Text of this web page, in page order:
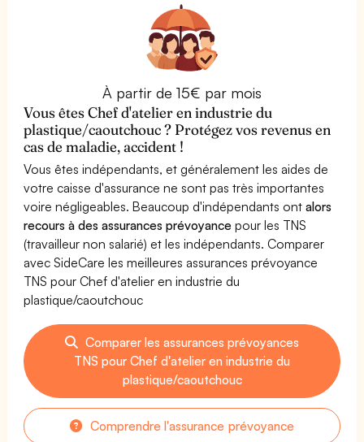
À partir de 15€ par mois
Vous êtes Chef d'atelier en industrie du
plastique/caoutchouc ? Protégez vos revenus en
cas de maladie, accident !
Vous êtes indépendants, et généralement les aides de
votre caisse d'assurance ne sont pas très importantes
voire négligeables. Beaucoup d'indépendants ontalors
recours à des assurances prévoyance pour les TNS
(travailleur non salarié) et les indépendants. Comparer
avec SideCare les meilleures assurances prévoyance
TNS pour Chef d'atelier en industrie du
plastique/caoutchouc
Comparer les assurances prévoyances
TNS pour Chef d'atelier en industrie du
plastique/caoutchouc
Comprendre l'assurance prévoyance